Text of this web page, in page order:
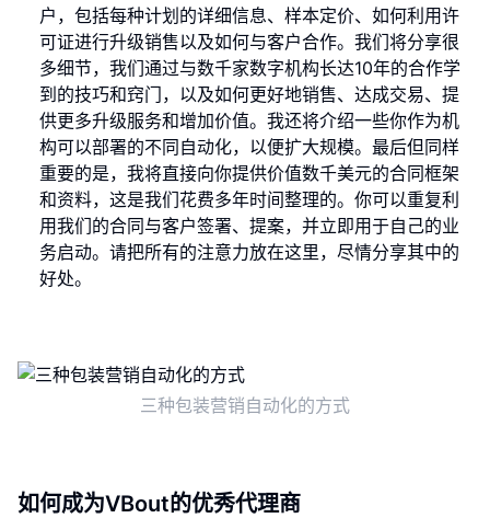
户，包括每种计划的详细信息、样本定价、如何利用许
可证进行升级销售以及如何与客户合作。我们将分享很
多细节，我们通过与数千家数字机构长达10年的合作学
到的技巧和窍门，以及如何更好地销售、达成交易、提
供更多升级服务和增加价值。我还将介绍一些你作为机
构可以部署的不同自动化，以便扩大规模。最后但同样
重要的是，我将直接向你提供价值数千美元的合同框架
和资料，这是我们花费多年时间整理的。你可以重复利
用我们的合同与客户签署、提案，并立即用于自己的业
务启动。请把所有的注意力放在这里，尽情分享其中的
好处。
三种包装营销自动化的方式
如何成为VBout的优秀代理商